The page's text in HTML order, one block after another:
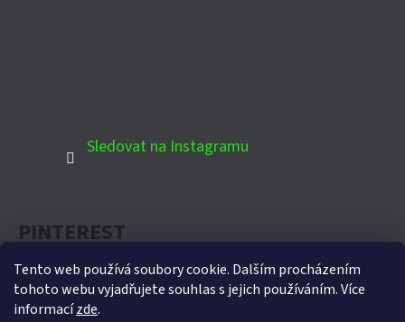
Tento web používá soubory cookie. Dalším procházením
tohoto webu vyjadřujete souhlas s jejich používáním. Více
informacízde.
Sledovat na Instagramu
PINTEREST
Oficiální partner Biohort pro Českou republiku